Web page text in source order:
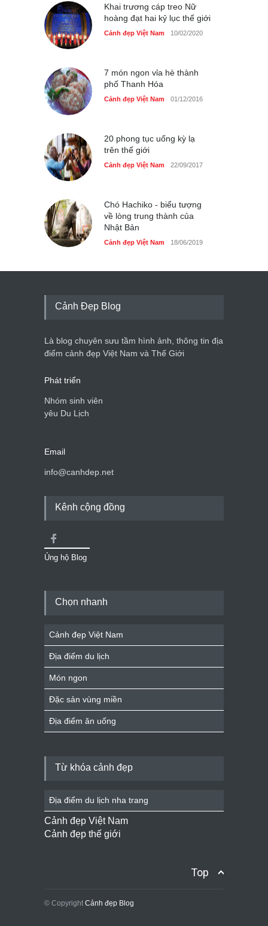
Khai trương cáp treo Nữ
hoàng đạt hai kỷ lục thế giới
Cảnh đẹp Việt Nam 10/02/2020
7 món ngon vỉa hè thành
phố Thanh Hóa
Cảnh đẹp Việt Nam 01/12/2016
20 phong tục uống kỳ lạ
trên thế giới
Cảnh đẹp Việt Nam 22/09/2017
Chó Hachiko - biểu tượng
về lòng trung thành của
Nhật Bản
Cảnh đẹp Việt Nam 18/06/2019
Cảnh Đẹp Blog
Là blog chuyên sưu tầm hình ảnh, thông tin địa
điểm cảnh đẹp Việt Nam và Thế Giới
Phát triển
Nhóm sinh viên
yêu Du Lịch
Email
info@canhdep.net
Kênh cộng đồng
Ủng hộ Blog
Chọn nhanh
Cảnh đẹp Việt Nam
Địa điểm du lịch
Món ngon
Đặc sản vùng miền
Địa điểm ăn uống
Từ khóa cảnh đẹp
Địa điểm du lịch nha trang
Cảnh đẹp Việt Nam
Cảnh đẹp thế giới
Top
© Copyright Cảnh đẹp Blog